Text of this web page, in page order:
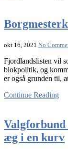
okt 16, 2021 No
Fjordlandslisten vil
blokpolitik, og
er også grunden til,
Continue Reading
æg i en kurv